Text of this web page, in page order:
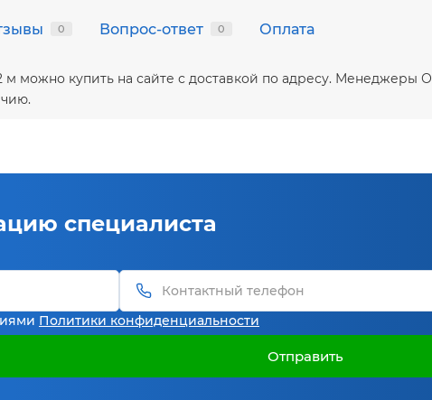
0 Вопрос-ответ 0 Оплата
м можно купить на сайте с доставкой по адресу.
специалиста
Политики конфиденциальности
Отправить